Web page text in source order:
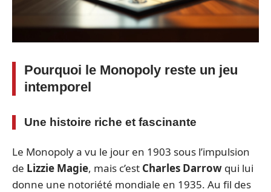
Pourquoi le Monopoly reste un jeu
intemporel
Une histoire riche et fascinante
Le Monopoly a vu le jour en 1903 sous l’impulsion
de Lizzie Magie, mais c’est Charles Darrow qui lui
donne une notoriété mondiale en 1935. Au fil des